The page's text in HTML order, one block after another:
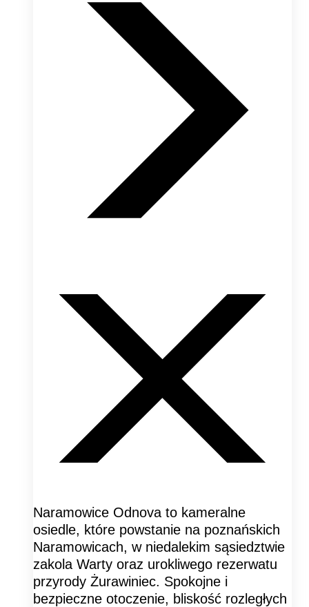
Naramowice Odnova to kameralne
osiedle, które powstanie na poznańskich
Naramowicach, w niedalekim sąsiedztwie
zakola Warty oraz urokliwego rezerwatu
przyrody Żurawiniec. Spokojne i
bezpieczne otoczenie, bliskość rozległych